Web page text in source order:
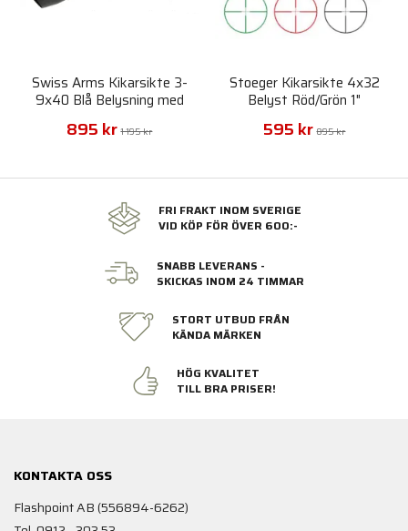
Swiss Arms Kikarsikte 3-
9x40 Blå Belysning med
895 kr 1 195 kr
Stoeger Kikarsikte 4x32
Belyst Röd/Grön 1"
595 kr 895 kr
FRI FRAKT INOM SVERIGE
VID KÖP FÖR ÖVER 600:-
SNABB LEVERANS -
SKICKAS INOM 24 TIMMAR
STORT UTBUD FRÅN
KÄNDA MÄRKEN
HÖG KVALITET
TILL BRA PRISER!
KONTAKTA OSS
Flashpoint AB (556894-6262)